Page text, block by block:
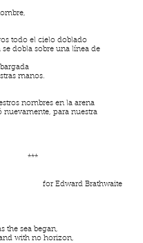
todo el cielo doblado
dobla sobre una línea de
manos.
nombres en la arena
nuevamente, para nuestra
***
for Edward Brathwaite
the sea began,
with no horizon,